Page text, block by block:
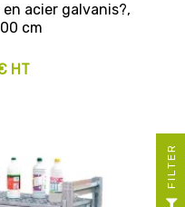
acier galvanis?,
cm
HT
R